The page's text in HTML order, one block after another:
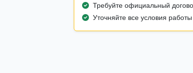
Требуйте официальный
Уточняйте все условия работы